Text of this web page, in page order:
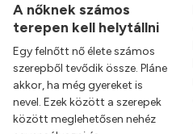
A nőknek számos
terepen kell helytállni
Egy felnőtt nő élete számos
szerepből tevődik össze. Pláne
akkor, ha még gyereket is
nevel. Ezek között a szerepek
között meglehetősen nehéz